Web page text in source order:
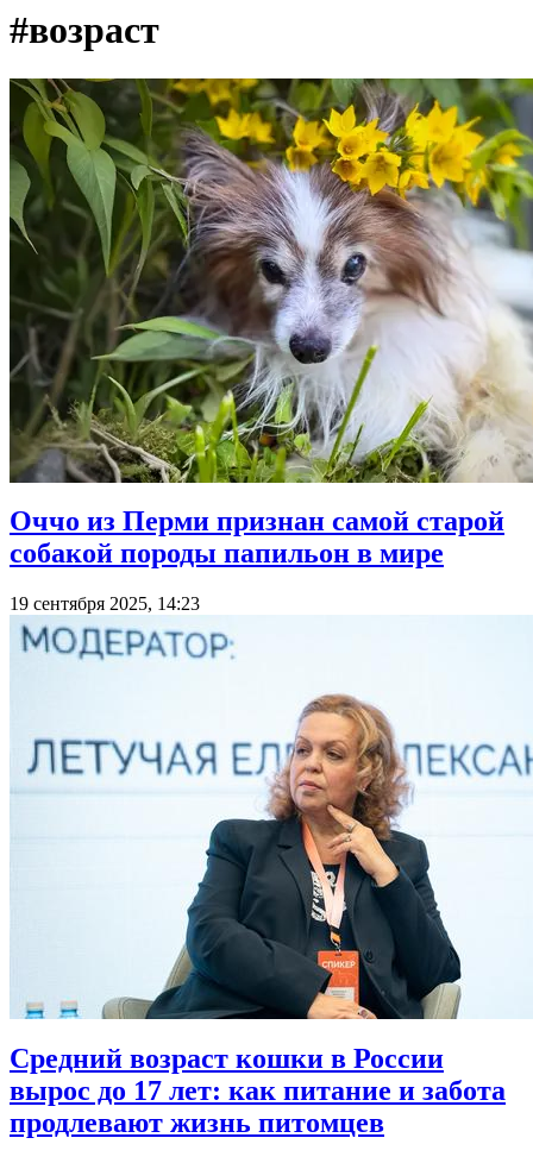
#возраст
Оччо из Перми признан самой старой
собакой породы папильон в мире
19 сентября 2025, 14:23
Средний возраст кошки в России
вырос до 17 лет: как питание и забота
продлевают жизнь питомцев